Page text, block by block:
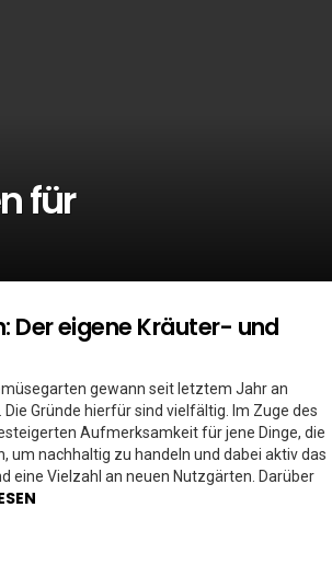
für
Der eigene Kräuter- und
gewann seit letztem Jahr an
Gründe hierfür sind vielfältig. Im Zuge des
Aufmerksamkeit für jene Dinge, die
um nachhaltig zu handeln und dabei aktiv das
eine Vielzahl an neuen Nutzgärten. Darüber